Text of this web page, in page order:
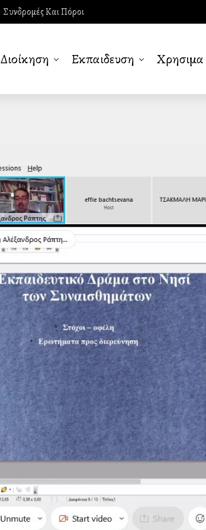
Συνδρομές Και Πόροι
Διοίκηση Εκπαιδευση Χρησιμα